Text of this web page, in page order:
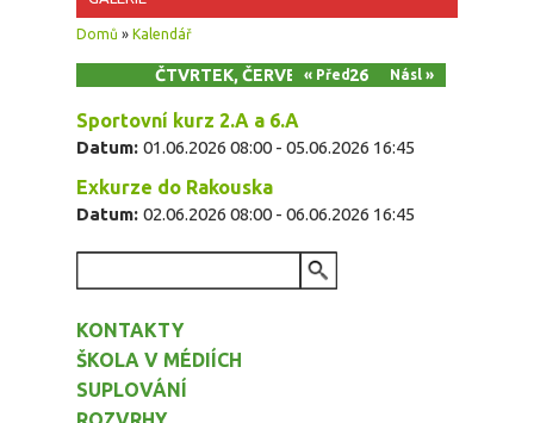
Jste zde
Domů » Kalendář
ČTVRTEK, ČERVEN 4, 2026
« Před Násl »
Sportovní kurz 2.A a 6.A
Datum: 01.06.2026 08:00 - 05.06.2026 16:45
Exkurze do Rakouska
Datum: 02.06.2026 08:00 - 06.06.2026 16:45
KONTAKTY
ŠKOLA V MÉDIÍCH
SUPLOVÁNÍ